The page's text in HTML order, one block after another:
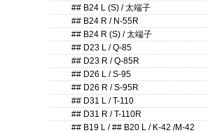
## B24 L (S) / 太端子
## B24 R / N-55R
## B24 R (S) / 太端子
## D23 L / Q-85
## D23 R / Q-85R
## D26 L / S-95
## D26 R / S-95R
## D31 L / T-110
## D31 R / T-110R
## B19 L / ## B20 L / K-42 /M-42